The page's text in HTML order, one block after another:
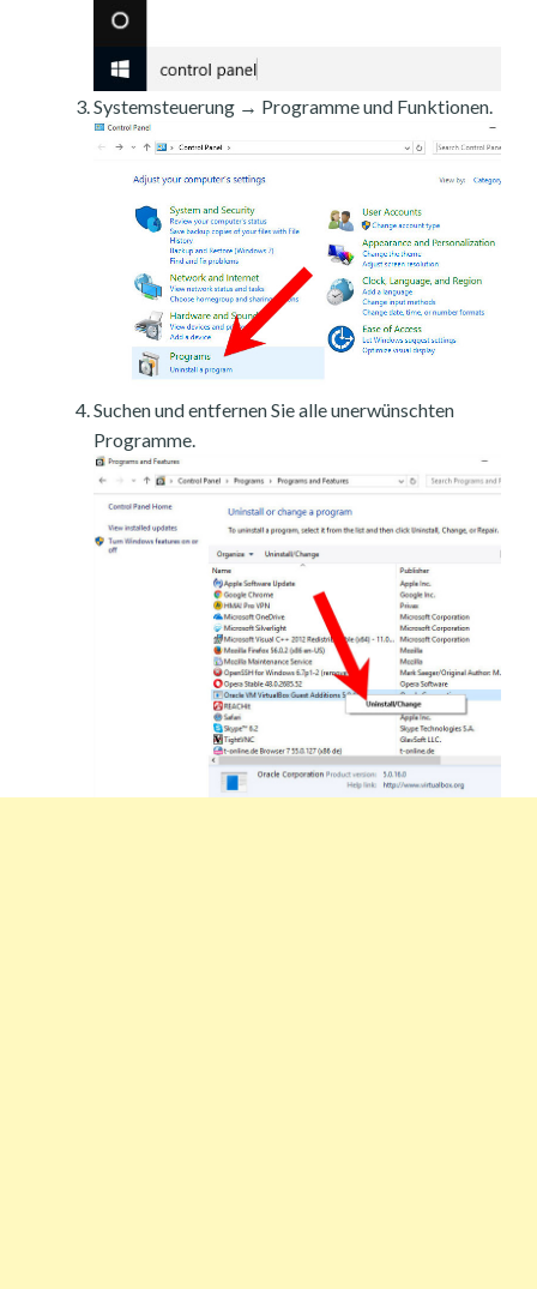
Systemsteuerung → Programme und Funktionen.
Suchen und entfernen Sie alle unerwünschten
Programme.